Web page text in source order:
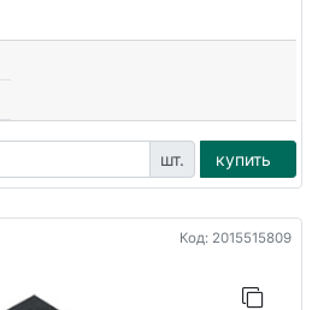
шт. купить
Код: 2015515809